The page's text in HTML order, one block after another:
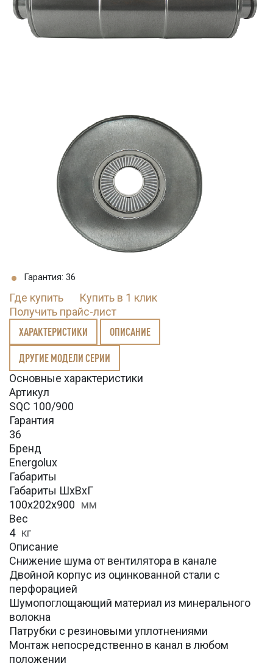
Гарантия: 36
Где купить
Купить в 1 клик
Получить прайс-лист
ХАРАКТЕРИСТИКИ ОПИСАНИЕ
ДРУГИЕ МОДЕЛИ СЕРИИ
Основные характеристики
Артикул
SQC 100/900
Гарантия
36
Бренд
Energolux
Габариты
Габариты ШхВхГ
100x202x900 мм
Вес
4 кг
Описание
Снижение шума от вентилятора в канале
Двойной корпус из оцинкованной стали с
перфорацией
Шумопоглощающий материал из минерального
волокна
Патрубки с резиновыми уплотнениями
Монтаж непосредственно в канал в любом
положении